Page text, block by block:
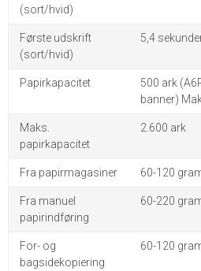
(sort/hvid)
Første udskrift
(sort/hvid)
5,4
Papirkapacitet
500 ark
banner)
Maks.
papirkapacitet
2.600 ark
Fra papirmagasiner 60-120
Fra manuel
papirindføring
60-220
For- og
bagsidekopiering
60-120